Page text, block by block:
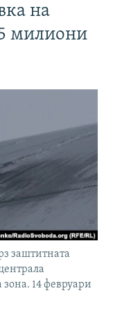
на
милиони
заштитната
14 февруари